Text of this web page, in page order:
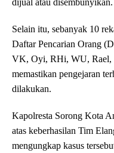
dijual atau disembunyikan.
Selain itu, sebanyak 10
Daftar Pencarian Orang
VK, Oyi, RHi, WU, Rael,
memastikan pengejaran
dilakukan.
Kapolresta Sorong Kota
atas keberhasilan Tim
mengungkap kasus